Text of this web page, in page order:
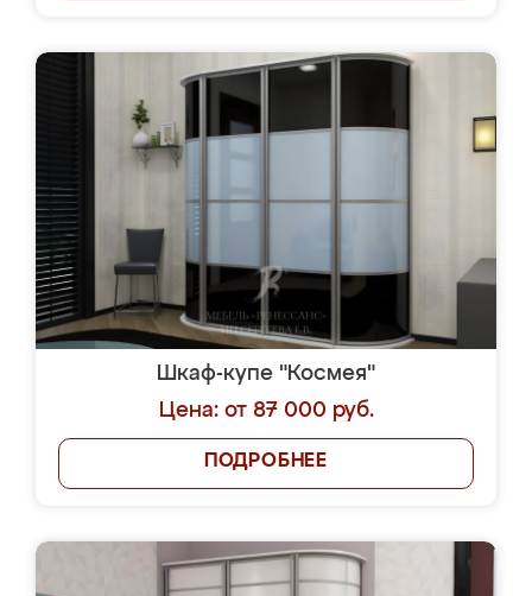
Шкаф-купе "Космея"
Цена: от 87 000 руб.
ПОДРОБНЕЕ